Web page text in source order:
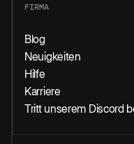
FIRMA
Blog
Neuigkeiten
Hilfe
Karriere
Tritt unserem Discord